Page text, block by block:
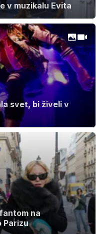
v muzikalu Evita
svet, bi živeli v
na
Parizu